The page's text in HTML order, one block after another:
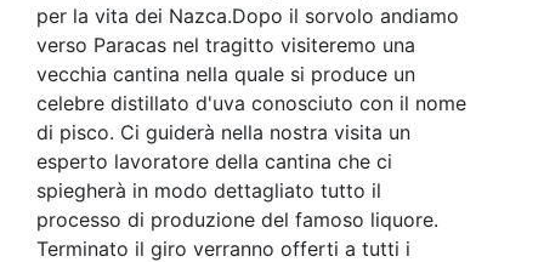
per la vita dei Nazca.Dopo il sorvolo andiamo
verso Paracas nel tragitto visiteremo una
vecchia cantina nella quale si produce un
celebre distillato d'uva conosciuto con il nome
di pisco. Ci guiderà nella nostra visita un
esperto lavoratore della cantina che ci
spiegherà in modo dettagliato tutto il
processo di produzione del famoso liquore.
Terminato il giro verranno offerti a tutti i